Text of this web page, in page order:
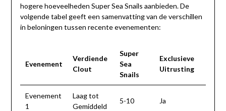
hogere hoeveelheden Super Sea Snails aanbieden. De
volgende tabel geeft een samenvatting van de verschillen
in beloningen tussen recente evenementen:
Evenement
Verdiende
Clout
Super
Sea
Snails
Exclusieve
Uitrusting
Evenement
1
Laag tot
Gemiddeld
5-10 Ja